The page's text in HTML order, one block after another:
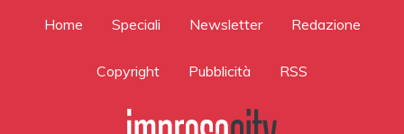
Home Speciali Newsletter Redazione
Copyright Pubblicità RSS